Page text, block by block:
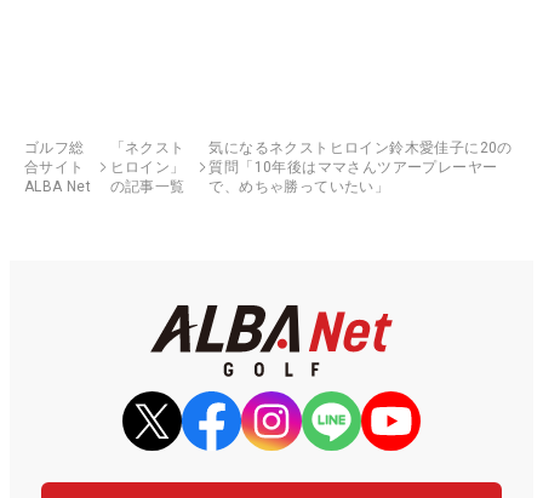
ゴルフ総
合サイト
ALBA Net
「ネクスト
ヒロイン」
の記事一覧
気になるネクストヒロイン鈴木愛佳子に20の
質問「10年後はママさんツアープレーヤー
で、めちゃ勝っていたい」